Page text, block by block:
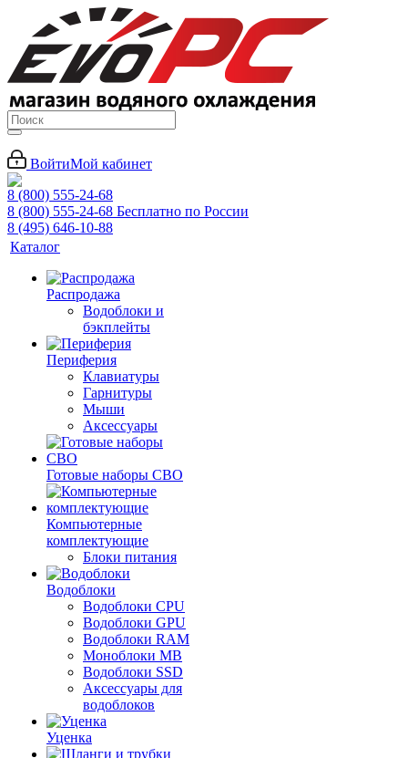
ВойтиМой кабинет
8 (800) 555-24-68
8 (800) 555-24-68 Бесплатно по России
8 (495) 646-10-88
Каталог
Распродажа
Водоблоки и
бэкплейты
Периферия
Клавиатуры
Гарнитуры
Мыши
Аксессуары
Готовые наборы СВО
Компьютерные
комплектующие
Блоки питания
Водоблоки
Водоблоки CPU
Водоблоки GPU
Водоблоки RAM
Моноблоки MB
Водоблоки SSD
Аксессуары для
водоблоков
Уценка